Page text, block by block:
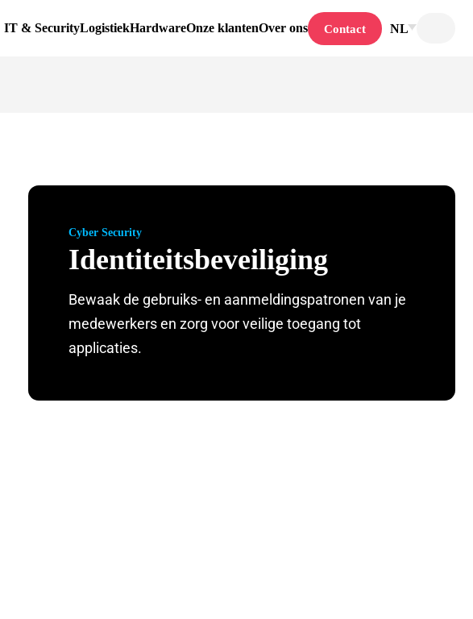
IT & SecurityLogistiekHardwareOnze klantenOver ons Contact NL
Cyber Security
Identiteitsbeveiliging
Bewaak de gebruiks- en aanmeldingspatronen van je
medewerkers en zorg voor veilige toegang tot
applicaties.